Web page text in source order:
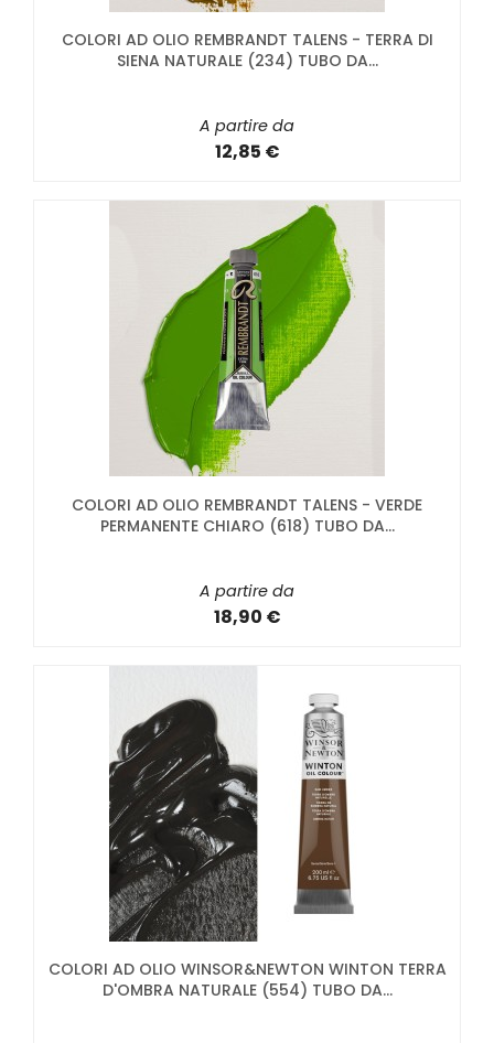
COLORI AD OLIO REMBRANDT TALENS - TERRA DI
SIENA NATURALE (234) TUBO DA...
A partire da
12,85 €
COLORI AD OLIO REMBRANDT TALENS - VERDE
PERMANENTE CHIARO (618) TUBO DA...
A partire da
18,90 €
COLORI AD OLIO WINSOR&NEWTON WINTON TERRA
D'OMBRA NATURALE (554) TUBO DA...